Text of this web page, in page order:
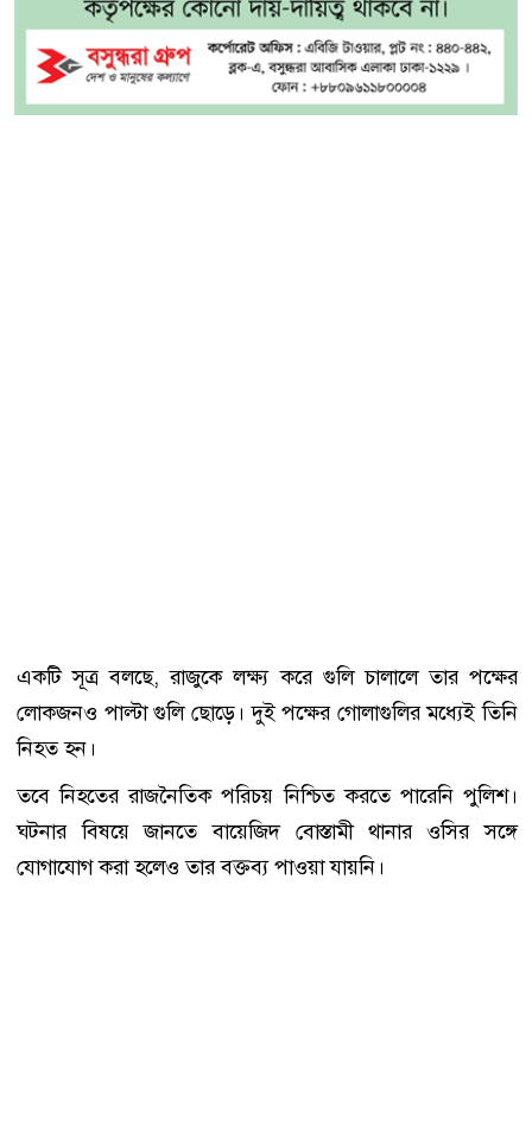
একটি সূত্র বলছে, রাজুকে লক্ষ্য করে গুলি চালালে তার পক্ষের
লোকজনও পাল্টা গুলি ছোড়ে। দুই পক্ষের গোলাগুলির মধ্যেই তিনি
নিহত হন।
তবে নিহতের রাজনৈতিক পরিচয় নিশ্চিত করতে পারেনি পুলিশ।
ঘটনার বিষয়ে জানতে বায়েজিদ বোস্তামী থানার ওসির সঙ্গে
যোগাযোগ করা হলেও তার বক্তব্য পাওয়া যায়নি।